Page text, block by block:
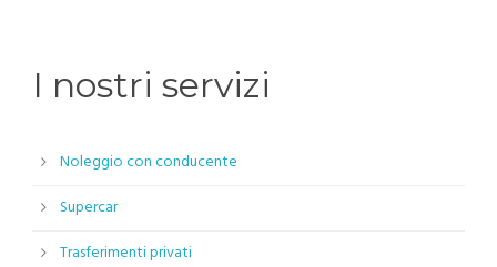
I nostri servizi
Noleggio con conducente
Supercar
Trasferimenti privati